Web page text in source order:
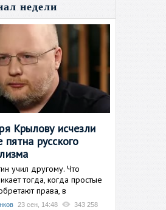
недели
Крылову исчезли
русского
учил другому. Что
тогда, когда простые
права, в
23 сен, 14:48 343 258